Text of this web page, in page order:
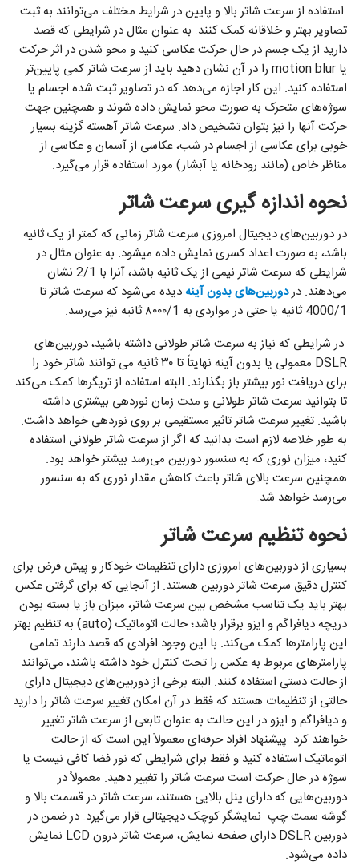
استفاده از سرعت شاتر بالا و پایین در شرایط مختلف می‌توانند به ثبت
تصاویر بهتر و خلاقانه کمک کنند. به عنوان مثال در شرایطی که قصد
دارید از یک جسم در حال حرکت عکاسی کنید و محو شدن در اثر حرکت
یا motion blur را در آن نشان دهید باید از سرعت شاتر کمی پایین‌تر
استفاده کنید. این کار اجازه می‌دهد که در تصاویر ثبت شده اجسام یا
سوژه‌های متحرک به صورت محو نمایش داده شوند و همچنین جهت
حرکت آنها را نیز بتوان تشخیص داد. سرعت شاتر آهسته گزینه بسیار
خوبی برای عکاسی از اجسام در شب، عکاسی از آسمان و عکاسی از
مناظر خاص (مانند رودخانه یا آبشار) مورد استفاده قرار می‌گیرد.
نحوه اندازه گیری سرعت شاتر
در دوربین‌های دیجیتال امروزی سرعت شاتر زمانی که کمتر از یک ثانیه
باشد، به صورت اعداد کسری نمایش داده میشود. به عنوان مثال در
شرایطی که سرعت شاتر نیمی از یک ثانیه باشد، آنرا با 2/1 نشان
می‌دهند. دردوربین‌های بدون آینه دیده می‌شود که سرعت شاتر تا
4000/1 ثانیه یا حتی در مواردی به ۸۰۰۰/1 ثانیه نیز می‌رسد.
در شرایطی که نیاز به سرعت شاتر طولانی داشته باشید، دوربین‌های
DSLR معمولی یا بدون آینه نهایتاً تا ۳۰ ثانیه می توانند شاتر خود را
برای دریافت نور بیشتر باز بگذارند. البته استفاده از تریگر‌ها کمک می‌کند
تا بتوانید سرعت شاتر طولانی و مدت زمان نوردهی بیشتری داشته
باشید. تغییر سرعت شاتر تاثیر مستقیمی بر روی نوردهی خواهد داشت.
به طور خلاصه لازم است بدانید که اگر از سرعت شاتر طولانی استفاده
کنید، میزان نوری که به سنسور دوربین می‌رسد بیشتر خواهد بود.
همچنین سرعت بالای شاتر باعث کاهش مقدار نوری که به سنسور
می‌رسد خواهد شد.
نحوه تنظیم سرعت شاتر
بسیاری از دوربین‌های امروزی دارای تنظیمات خودکار و پیش فرض برای
کنترل دقیق سرعت شاتر دوربین هستند. از آنجایی که برای گرفتن عکس
بهتر باید یک تناسب مشخص بین سرعت شاتر، میزان باز یا بسته بودن
دریچه دیافراگم و ایزو برقرار باشد؛ حالت اتوماتیک (auto) به تنظیم بهتر
این پارامترها کمک می‌کند. با این وجود افرادی که قصد دارند تمامی
پارامترهای مربوط به عکس را تحت کنترل خود داشته باشند، می‌توانند
از حالت دستی استفاده کنند. البته برخی از دوربین‌های دیجیتال دارای
حالتی از تنظیمات هستند که فقط در آن امکان تغییر سرعت شاتر را دارید
و دیافراگم و ایزو در این حالت به عنوان تابعی از سرعت شاتر تغییر
خواهند کرد. پیشنهاد افراد حرفه‌ای معمولاً این است که از حالت
اتوماتیک استفاده کنید و فقط برای شرایطی که نور فضا کافی نیست یا
سوژه در حال حرکت است سرعت شاتر را تغییر دهید. معمولاً در
دوربین‌هایی که دارای پنل بالایی هستند، سرعت شاتر در قسمت بالا و
گوشه سمت چپ نمایشگر کوچک دیجیتالی قرار می‌گیرد. در ضمن در
دوربین DSLR دارای صفحه نمایش، سرعت شاتر درون LCD نمایش
داده می‌شود.